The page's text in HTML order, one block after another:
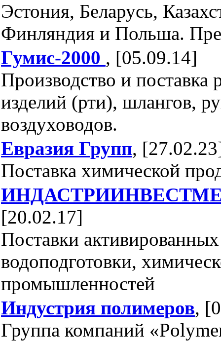
Эстония, Беларусь,
Финляндия и Польша.
Гумис-2000 , [05.09.14]
Производство и поставка
изделий (рти), шлангов,
воздуховодов.
Евразия Групп,
Поставка химической
[20.02.17]
Поставки
водоподготовки,
промышленностей
Индустрия полимеров,
Группа компаний